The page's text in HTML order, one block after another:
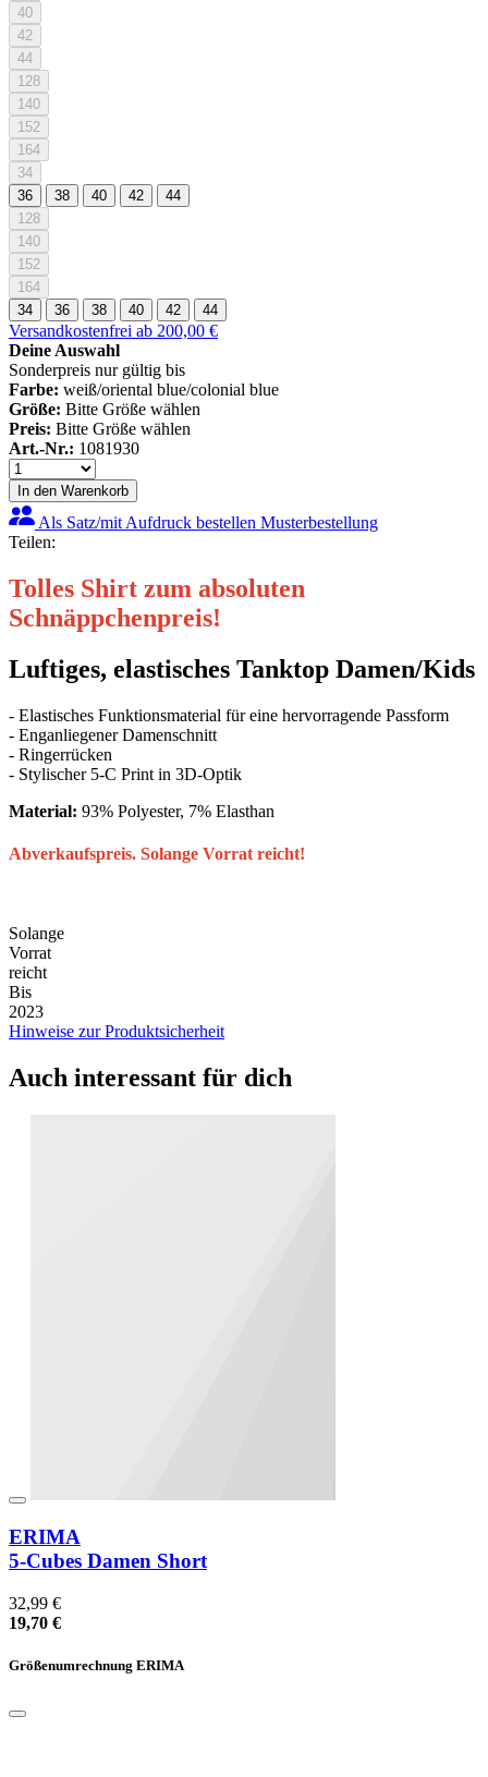
40
42
44
128
140
152
164
34
36
38 40 42
44
128
140
152
164
34
36 38 40 42 44
Versandkostenfrei ab 200,00 €
Deine Auswahl
Sonderpreis nur gültig bis
Farbe: weiß/oriental blue/colonial blue
Größe: Bitte Größe wählen
Preis: Bitte Größe wählen
Art.-Nr.: 1081930
In den Warenkorb
Als Satz/mit Aufdruck bestellen Musterbestellung
Teilen:
Tolles Shirt zum absoluten
Schnäppchenpreis!
Luftiges, elastisches Tanktop Damen/Kids
- Elastisches Funktionsmaterial für eine hervorragende Passform
- Enganliegener Damenschnitt
- Ringerrücken
- Stylischer 5-C Print in 3D-Optik
Material: 93% Polyester, 7% Elasthan
Abverkaufspreis. Solange Vorrat reicht!
Solange
Vorrat
reicht
Bis
2023
Hinweise zur Produktsicherheit
Auch interessant für dich
ERIMA
5-Cubes Damen Short
32,99 €
19,70 €
Größenumrechnung ERIMA